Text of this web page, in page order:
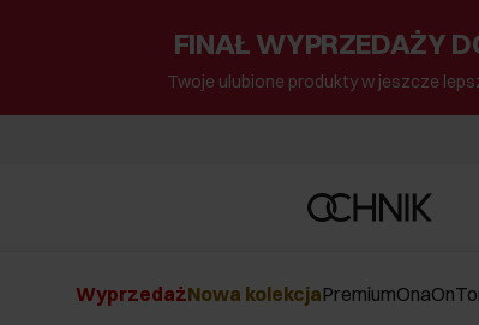
FINAŁ WYPRZEDAŻY
Twoje ulubione produkty w jeszcze
WyprzedażNowa kolekcjaPremiumOnaOn